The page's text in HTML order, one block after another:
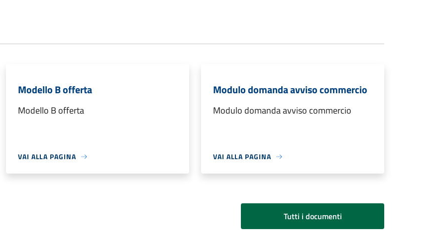
Modello B offerta
Modello B offerta
VAI ALLA PAGINA
Modulo domanda avviso commercio
Modulo domanda avviso commercio
VAI ALLA PAGINA
Tutti i documenti